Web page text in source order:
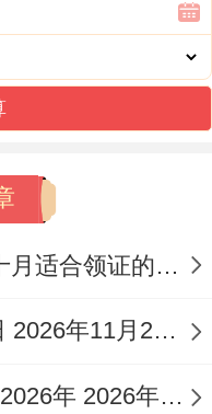
神
散 寅不祭祀神鬼
所宜：纳采、搬
开业 开幕 开
纳财、搬迁新
造、动土、竖
友、旅行 出游
十月份宜领证黄历2026 十月适合领证的好日子2026年
阳历2026年11月黄道吉日 2026年11月26日阳历黄道吉日
四月适合装修开工的日子2026年 2026年四月份适合装修开工的黄道吉日